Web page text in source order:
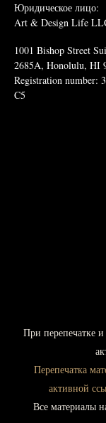
Юридическое лицо:
Art & Design Life
1001 Bishop Street
2685A, Honolulu, HI
Registration number:
C5
При перепечатке
Перепечатка
активной
Все материалы